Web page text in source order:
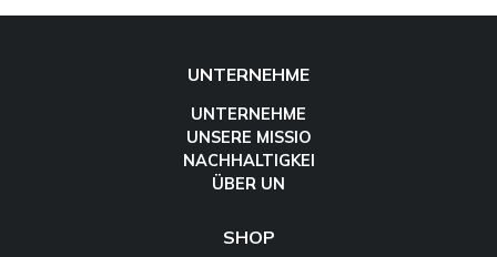
UNTERNEHME
UNTERNEHME
UNSERE MISSIO
NACHHALTIGKEI
ÜBER UN
SHOP